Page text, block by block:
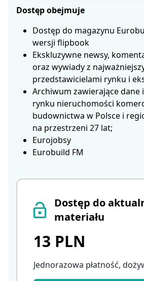
Dostęp do
materiału
13 PLN
Jednorazowa płatność,
Dostęp obejmuje
Dostęp do magazynu
wersji flipbook
Ekskluzywne newsy,
oraz wywiady z
przedstawicielami rynku i
Archiwum zawierające dane
rynku nieruchomości
budownictwa w Polsce i
na przestrzeni 27 lat;
Eurojobsy
Eurobuild FM